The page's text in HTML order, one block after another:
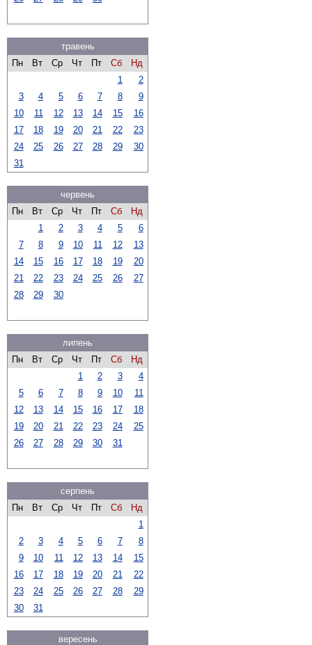
травень
Пн
Вт Ср Чт Пт Сб
Нд
1
2
3
4 5 6 7 8
9
10
11 12 13 14 15
16
17
18 19 20 21 22
23
24
25 26 27 28 29
30
31
червень
Пн
Вт Ср Чт Пт Сб
Нд
1
2 3 4 5
6
7
8 9 10 11 12
13
14
15 16 17 18 19
20
21
22 23 24 25 26
27
28
29 30
липень
Пн
Вт Ср Чт Пт Сб
Нд
1
2 3
4
5
6 7 8 9 10
11
12
13 14 15 16 17
18
19
20 21 22 23 24
25
26
27 28 29 30 31
серпень
Пн
Вт Ср Чт Пт Сб
Нд
1
2
3 4 5 6 7
8
9
10 11 12 13 14
15
16
17 18 19 20 21
22
23
24 25 26 27 28
29
30
31
вересень